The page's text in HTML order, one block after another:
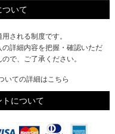
ついて
される制度です。
詳細内容を把握・確認いただ
で、ご了承ください。
いての詳細はこちら
について